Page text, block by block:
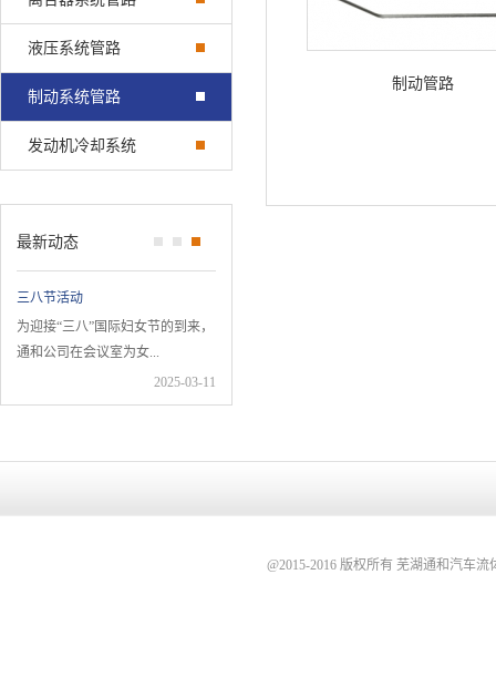
液压系统管路
制动系统管路
发动机冷却系统
最新动态
三八节活动
为迎接“三八”国际妇女节的到来，
通和公司在会议室为女...
2025-03-11
制动管路
@2015-2016 版权所有 芜湖通和汽车